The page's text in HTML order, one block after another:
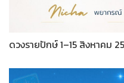
ดวงรายปักษ์ 1–15 สิงหาคม